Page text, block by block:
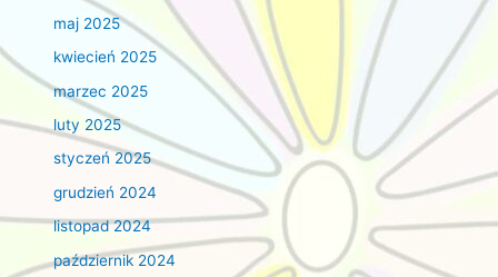
maj 2025
kwiecień 2025
marzec 2025
luty 2025
styczeń 2025
grudzień 2024
listopad 2024
październik 2024